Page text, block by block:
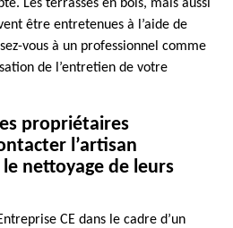
Les terrasses en bois, mais aussi
être entretenues à l’aide de
vous à un professionnel comme
de l’entretien de votre
propriétaires
l’artisan
nettoyage de leurs
CE dans le cadre d’un